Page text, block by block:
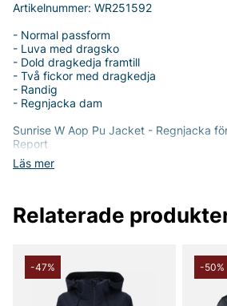
Läs mer
Artikelnummer: WR251592
- Normal passform
- Luva med dragsko
- Dold dragkedja framtill
- Två fickor med dragkedja
- Randig
- Regnjacka dam
Sunrise W Aop Pu Jacket - Regnjacka
Report
Upplev både stil och funktionalitet med
passform som smickrar silhuetten och
oavsett om du är på väg till jobbet eller
Jackan är tillverkad av 100% polyester,
och slitstark. Det vattenavvisande
torr även under de mest oförutsägbara
vilket gör den till en ovärderlig del av
Relaterade
-47% -50%